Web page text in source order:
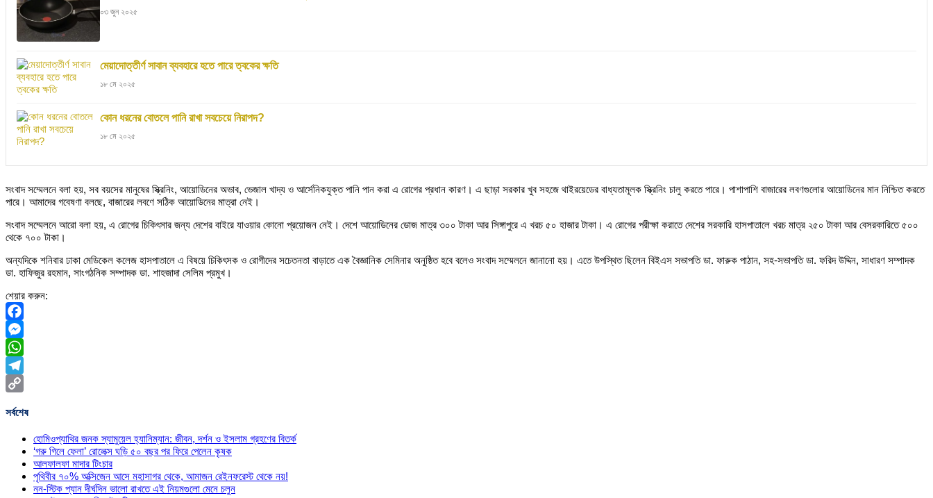
০৩ জুন ২০২৫
মেয়াদোত্তীর্ণ সাবান ব্যবহারে হতে পারে ত্বকের ক্ষতি
১৮ মে ২০২৫
কোন ধরনের বোতলে পানি রাখা সবচেয়ে নিরাপদ?
১৮ মে ২০২৫
সংবাদ সম্মেলনে বলা হয়, সব বয়সের মানুষের স্ক্রিনিং, আয়োডিনের অভাব, ভেজাল খাদ্য ও আর্সেনিকযুক্ত পানি পান করা এ রোগের প্রধান কারণ। এ ছাড়া সরকার খুব সহজে থাইরয়েডের বাধ্যতামূলক স্ক্রিনিং চালু করতে পারে। পাশাপাশি বাজারের লবণগুলোর আয়োডিনের মান নিশ্চিত করতে
পারে। আমাদের গবেষণা বলছে, বাজারের লবণে সঠিক আয়োডিনের মাত্রা নেই।
সংবাদ সম্মেলনে আরো বলা হয়, এ রোগের চিকিৎসার জন্য দেশের বাইরে যাওয়ার কোনো প্রয়োজন নেই। দেশে আয়োডিনের ডোজ মাত্র ৩০০ টাকা আর সিঙ্গাপুরে এ খরচ ৫০ হাজার টাকা। এ রোগের পরীক্ষা করাতে দেশের সরকারি হাসপাতালে খরচ মাত্র ২৫০ টাকা আর বেসরকারিতে ৫০০
থেকে ৭০০ টাকা।
অন্যদিকে শনিবার ঢাকা মেডিকেল কলেজ হাসপাতালে এ বিষয়ে চিকিৎসক ও রোগীদের সচেতনতা বাড়াতে এক বৈজ্ঞানিক সেমিনার অনুষ্ঠিত হবে বলেও সংবাদ সম্মেলনে জানানো হয়। এতে উপস্থিত ছিলেন বিইএস সভাপতি ডা. ফারুক পাঠান, সহ-সভাপতি ডা. ফরিদ উদ্দিন, সাধারণ সম্পাদক
ডা. হাফিজুর রহমান, সাংগঠনিক সম্পাদক ডা. শাহজাদা সেলিম প্রমুখ।
শেয়ার করুন:
Facebook
Messenger
WhatsApp
Telegram
Link
সর্বশেষ
হোমিওপ্যাথির জনক স্যামুয়েল হ্যানিম্যান: জীবন, দর্শন ও ইসলাম গ্রহণের বিতর্ক
‘গরু গিলে ফেলা’ রোলেক্স ঘড়ি ৫০ বছর পর ফিরে পেলেন কৃষক
আলফালফা মাদার টিংচার
পৃথিবীর ৭০% অক্সিজেন আসে মহাসাগর থেকে, আমাজন রেইনফরেস্ট থেকে নয়!
নন-স্টিক প্যান দীর্ঘদিন ভালো রাখতে এই নিয়মগুলো মেনে চলুন